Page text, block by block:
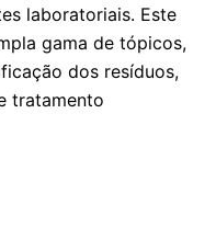
laboratoriais. Este
gama de tópicos,
dos resíduos,
tratamento